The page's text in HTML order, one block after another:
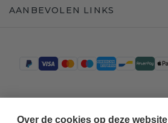
AANBEVOLEN LINKS
Over de cookies op deze website